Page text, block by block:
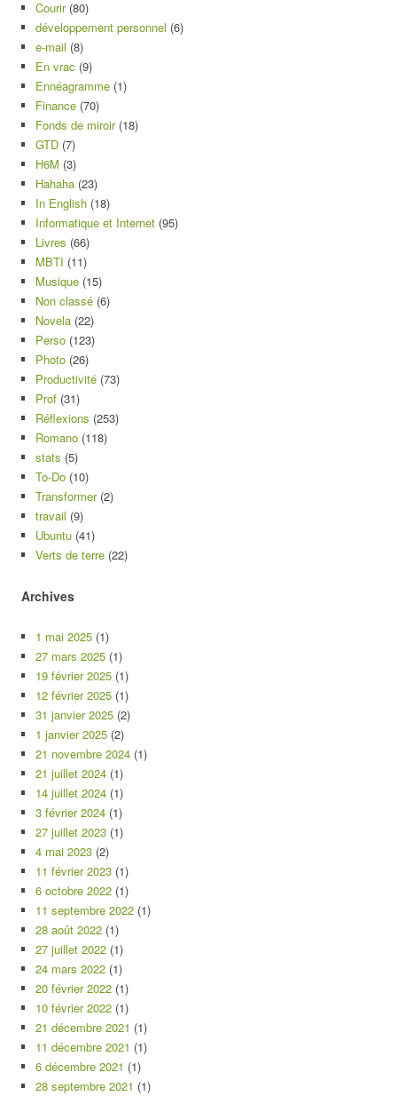
Courir(80)
développement personnel (6)
e-mail (8)
En vrac (9)
Ennéagramme (1)
Finance (70)
Fonds de miroir(18)
GTD (7)
H6M (3)
Hahaha (23)
In English (18)
Informatique et Internet (95)
Livres (66)
MBTI (11)
Musique (15)
Non classé (6)
Novela (22)
Perso (123)
Photo (26)
Productivité (73)
Prof (31)
Réflexions (253)
Romano (118)
stats (5)
To-Do (10)
Transformer(2)
travail (9)
Ubuntu (41)
Verts de terre (22)
Archives
1 mai 2025 (1)
27 mars 2025 (1)
19 février 2025 (1)
12 février 2025 (1)
31 janvier 2025 (2)
1 janvier 2025 (2)
21 novembre 2024 (1)
21 juillet 2024 (1)
14 juillet 2024 (1)
3 février 2024 (1)
27 juillet 2023 (1)
4 mai 2023 (2)
11 février 2023 (1)
6 octobre 2022 (1)
11 septembre 2022 (1)
28 août 2022 (1)
27 juillet 2022 (1)
24 mars 2022 (1)
20 février 2022 (1)
10 février 2022 (1)
21 décembre 2021 (1)
11 décembre 2021 (1)
6 décembre 2021 (1)
28 septembre 2021 (1)